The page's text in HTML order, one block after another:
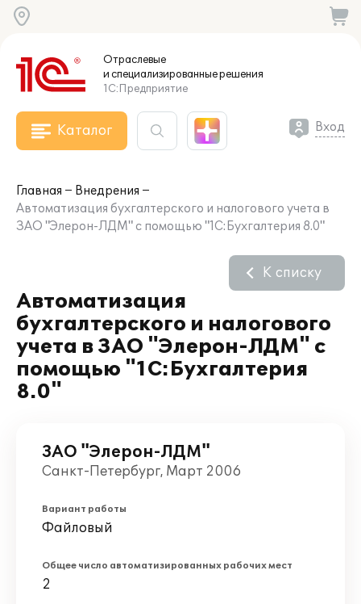
Отраслевые
и специализированныерешения
1С:Предприятие
Каталог Вход
Главная
Внедрения
Автоматизация бухгалтерского и налогового учета в
ЗАО "Элерон-ЛДМ" с помощью "1С:Бухгалтерия 8.0"
Автоматизация
бухгалтерского и налогового
учета в ЗАО "Элерон-ЛДМ" с
помощью "1С:Бухгалтерия
8.0"
К списку
ЗАО "Элерон-ЛДМ"
Санкт-Петербург, Март 2006
Вариант работы
Файловый
Общее число автоматизированных рабочих мест
2